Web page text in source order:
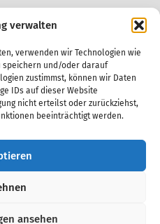
verwalten
verwenden wir Technologien wie
speichern und/oder darauf
zustimmst, können wir Daten
IDs auf dieser Website
nicht erteilst oder zurückziehst,
beeinträchtigt werden.
ansehen
zu Gast in Wingst
Lauf im letzten